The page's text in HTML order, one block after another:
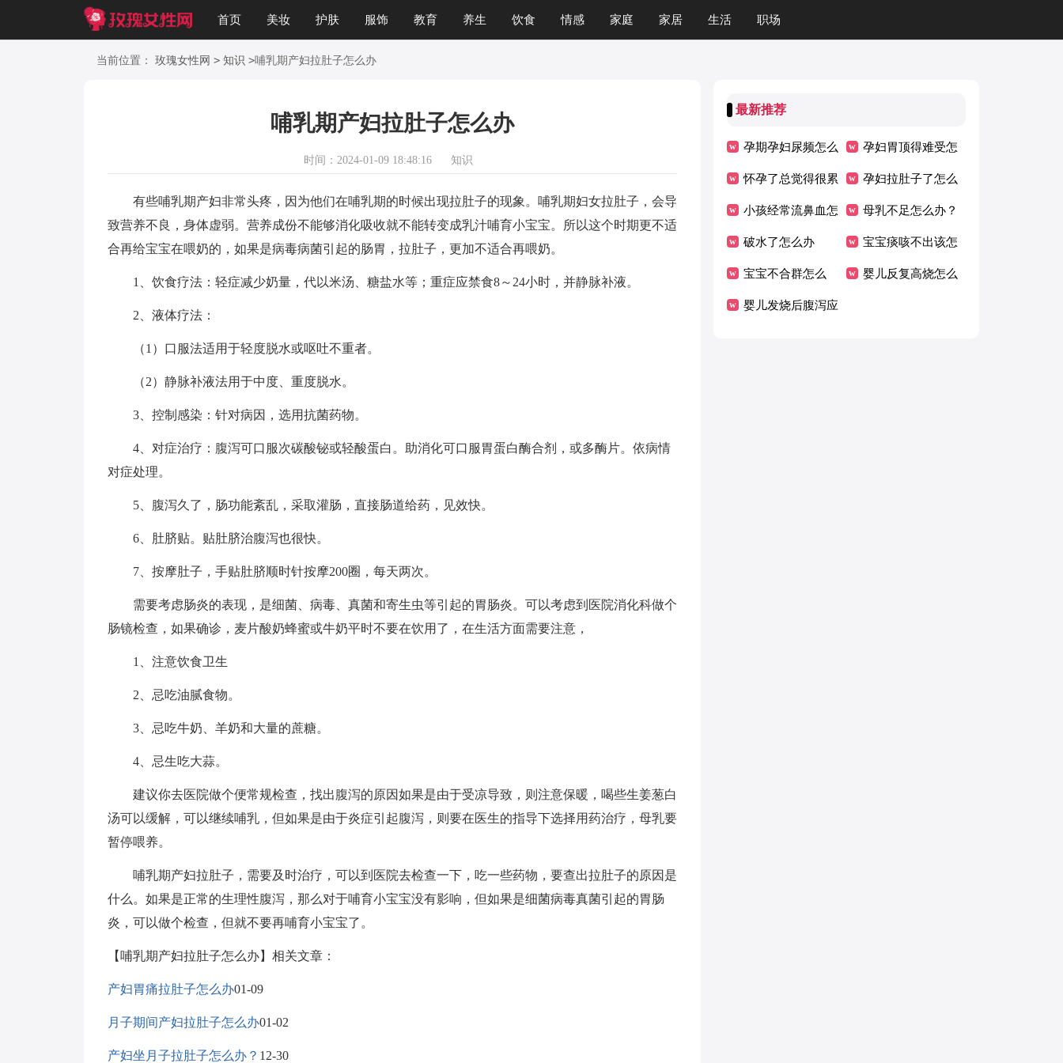
首页 美妆 护肤 服饰 教育 养生 饮食 情感 家庭 家居 生活 职场
美文 知识 起名 运程
当前位置： 玫瑰女性网 > 知识 >哺乳期产妇拉肚子怎么办
哺乳期产妇拉肚子怎么办
时间：2024-01-09 18:48:16 知识
有些哺乳期产妇非常头疼，因为他们在哺乳期的时候出现拉肚子的现象。哺乳期妇女拉肚子，会导
致营养不良，身体虚弱。营养成份不能够消化吸收就不能转变成乳汁哺育小宝宝。所以这个时期更不适
合再给宝宝在喂奶的，如果是病毒病菌引起的肠胃，拉肚子，更加不适合再喂奶。
1、饮食疗法：轻症减少奶量，代以米汤、糖盐水等；重症应禁食8～24小时，并静脉补液。
2、液体疗法：
（1）口服法适用于轻度脱水或呕吐不重者。
（2）静脉补液法用于中度、重度脱水。
3、控制感染：针对病因，选用抗菌药物。
4、对症治疗：腹泻可口服次碳酸铋或轻酸蛋白。助消化可口服胃蛋白酶合剂，或多酶片。依病情
对症处理。
5、腹泻久了，肠功能紊乱，采取灌肠，直接肠道给药，见效快。
6、肚脐贴。贴肚脐治腹泻也很快。
7、按摩肚子，手贴肚脐顺时针按摩200圈，每天两次。
需要考虑肠炎的表现，是细菌、病毒、真菌和寄生虫等引起的胃肠炎。可以考虑到医院消化科做个
肠镜检查，如果确诊，麦片酸奶蜂蜜或牛奶平时不要在饮用了，在生活方面需要注意，
1、注意饮食卫生
2、忌吃油腻食物。
3、忌吃牛奶、羊奶和大量的蔗糖。
4、忌生吃大蒜。
建议你去医院做个便常规检查，找出腹泻的原因如果是由于受凉导致，则注意保暖，喝些生姜葱白
汤可以缓解，可以继续哺乳，但如果是由于炎症引起腹泻，则要在医生的指导下选择用药治疗，母乳要
暂停喂养。
哺乳期产妇拉肚子，需要及时治疗，可以到医院去检查一下，吃一些药物，要查出拉肚子的原因是
什么。如果是正常的生理性腹泻，那么对于哺育小宝宝没有影响，但如果是细菌病毒真菌引起的胃肠
炎，可以做个检查，但就不要再哺育小宝宝了。
【哺乳期产妇拉肚子怎么办】相关文章：
产妇胃痛拉肚子怎么办01-09
月子期间产妇拉肚子怎么办01-02
产妇坐月子拉肚子怎么办？ 12-30
最新推荐
孕期孕妇尿频怎么
办？
孕妇胃顶得难受怎
么办
怀孕了总觉得很累
怎么办？
孕妇拉肚子了怎么
办
小孩经常流鼻血怎
么办，家长知道吗
母乳不足怎么办？
破水了怎么办 宝宝痰咳不出该怎
么办？
宝宝不合群怎么
办？
婴儿反复高烧怎么
婴儿发烧后腹泻应